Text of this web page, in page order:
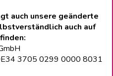
auch unsere geänderte
auch auf
3705 0299 0000 8031